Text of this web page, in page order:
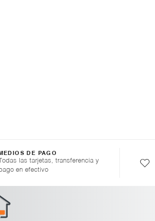
MEDIOS DE PAGO
las tarjetas, transferencia y
en efectivo